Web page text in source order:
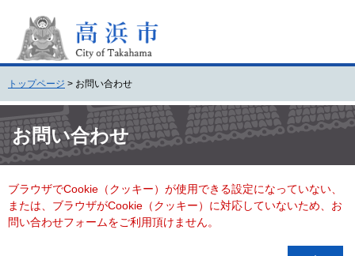
頭
で
す
。
飛
ば
し
て
本
へ
トップページ > お問い合わせ
文 お問い合わせ
ブラウザでCookie（クッキー）が使用できる設定になっていない、
または、ブラウザがCookie（クッキー）に対応していないため、お
問い合わせフォームをご利用頂けません。